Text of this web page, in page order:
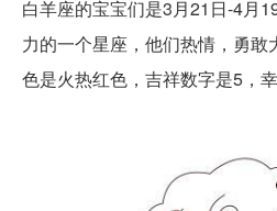
白羊座的宝宝们是3月21日-4月
力的一个星座，他们热情，勇
色是火热红色，吉祥数字是5，幸